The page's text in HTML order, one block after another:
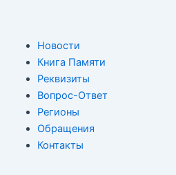
содержимому
Новости
Книга Памяти
Реквизиты
Вопрос-Ответ
Регионы
Обращения
Контакты